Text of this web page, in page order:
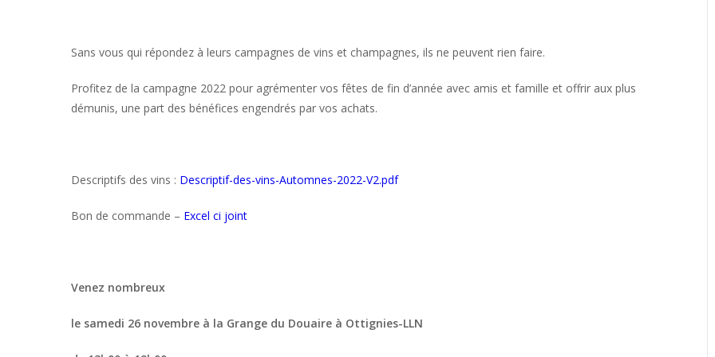
Sans vous qui répondez à leurs campagnes de vins et champagnes, ils ne peuvent rien faire.
Profitez de la campagne 2022 pour agrémenter vos fêtes de fin d’année avec amis et famille et offrir aux plus
démunis, une part des bénéfices engendrés par vos achats.
Descriptifs des vins : Descriptif-des-vins-Automnes-2022-V2.pdf
Bon de commande – Excel ci joint
Venez nombreux
le samedi 26 novembre à la Grange du Douaire à Ottignies-LLN